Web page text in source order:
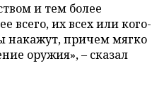
и тем более
всего, их всех или кого-
накажут, причем мягко
оружия», – сказал